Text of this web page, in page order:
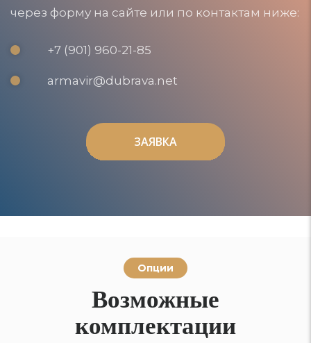
через форму на сайте или по контактам ниже:
+7 (901) 960-21-85
armavir@dubrava.net
ЗАЯВКА
ЗАЯВКА
Опции
Возможные
комплектации